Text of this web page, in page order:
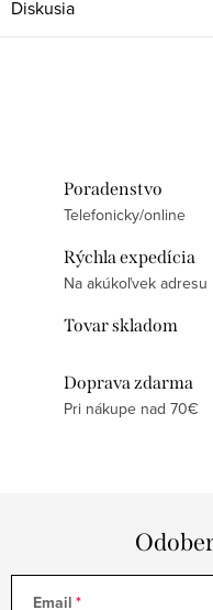
Diskusia
Poradenstvo
Telefonicky/online
Rýchla expedícia
Na akúkoľvek adresu
Tovar skladom
Doprava zdarma
Pri nákupe nad 70€
Email